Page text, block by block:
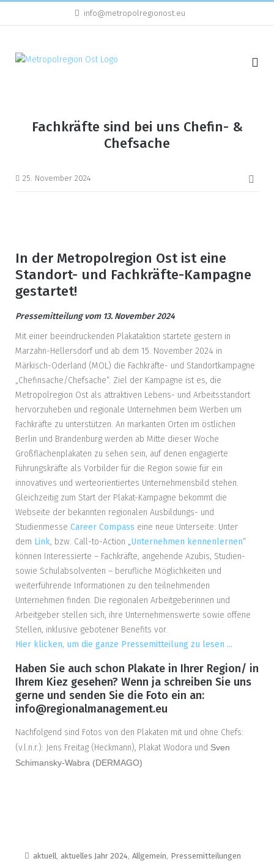
info@metropolregionost.eu
Fachkräfte sind bei uns Chefin- &
Chefsache
25. November 2024
In der Metropolregion Ost ist eine
Standort- und Fachkräfte-Kampagne
gestartet!
Pressemitteilung vom 13. November 2024
Mit einer beeindruckenden Plakataktion startete gestern in
Marzahn-Hellersdorf und ab dem 15. November 2024 in
Märkisch-Oderland (MOL) die Fachkräfte- und Standortkampagne
„Chefinsache/Chefsache“. Ziel der Kampagne ist es, die
Metropolregion Ost als attraktiven Lebens- und Arbeitsstandort
hervorzuheben und regionale Unternehmen beim Werben um
Fachkräfte zu unterstützen. An markanten Orten im östlichen
Berlin und Brandenburg werden ab Mitte dieser Woche
Großflächenplakaten zu sehen sein, auf denen engagierte
Führungskräfte als Vorbilder für die Region sowie für ein
innovatives und werteorientiertes Unternehmensbild stehen.
Gleichzeitig zum Start der Plakat-Kampagne bekommt die
Webseite der bekannten regionalen Ausbildungs- und
Studienmesse Career Compass eine neue Unterseite: Unter
dem Link, bzw. Call-to-Action „Unternehmen kennenlernen“
können Interessierte – Fachkräfte, angehende Azubis, Studien-
sowie Schulabsolventen – berufliche Möglichkeiten und
weiterführende Informationen zu den teilnehmenden
Unternehmen finden. Die regionalen Arbeitgeberinnen und
Arbeitgeber stellen sich, ihre Unternehmenswerte sowie offene
Stellen, inklusive gebotener Benefits vor.
Hier klicken, um die ganze Pressemitteilung zu lesen ...
Haben Sie auch schon Plakate in Ihrer Region/ in
Ihrem Kiez gesehen? Wenn ja schreiben Sie uns
gerne und senden Sie die Foto ein an:
info@regionalmanagement.eu
Nachfolgend sind Fotos von den Plakaten mit und ohne Chefs:
(v.l.n.r.): Jens Freitag (Heckmann), Plakat Wodora und Sven
Schimansky-Wabra (DERMAGO)
aktuell aktuelles Jahr 2024 Allgemein Pressemitteilungen